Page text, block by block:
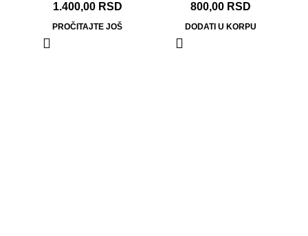
1.400,00 RSD
PROČITAJTE JOŠ
800,00 RSD
DODATI U KORPU